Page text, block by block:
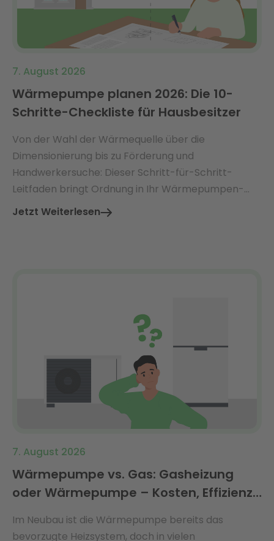
7. August 2026
Wärmepumpe planen 2026: Die 10-
Schritte-Checkliste für Hausbesitzer
Von der Wahl der Wärmequelle über die
Dimensionierung bis zu Förderung und
Handwerkersuche: Dieser Schritt-für-Schritt-
Leitfaden bringt Ordnung in Ihr Wärmepumpen-
Projekt.
Jetzt Weiterlesen
7. August 2026
Wärmepumpe vs. Gas: Gasheizung
oder Wärmepumpe – Kosten, Effizienz
Im Neubau ist die Wärmepumpe bereits das
bevorzugte Heizsystem, doch in vielen